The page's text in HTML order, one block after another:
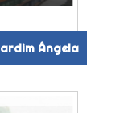
Ângela